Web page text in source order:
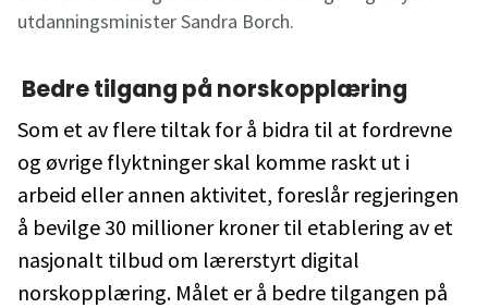
utdanningsminister Sandra Borch.
Bedre tilgang på norskopplæring
Som et av flere tiltak for å bidra til at fordrevne
og øvrige flyktninger skal komme raskt ut i
arbeid eller annen aktivitet, foreslår regjeringen
å bevilge 30 millioner kroner til etablering av et
nasjonalt tilbud om lærerstyrt digital
norskopplæring. Målet er å bedre tilgangen på